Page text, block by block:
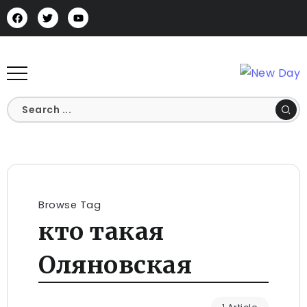
Browse Tag
кто такая
Оляновская